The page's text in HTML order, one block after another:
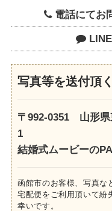
電話にてお
写真等を送付頂
〒992-0351 山形県
1
結婚式ムービーの
函館市のお客様、写真な
宅配便をご利用頂いて紛
幸いです。